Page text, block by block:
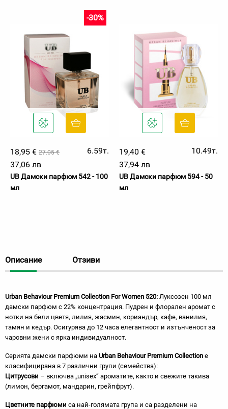
18,95 € 27.05 €
-30%
6.59т.
37,06 лв
UB Дамски парфюм 542 - 100
мл
19,40 €
10.49т.
37,94 лв
UB Дамски парфюм 594 - 50
мл
Описание Отзиви
Urban Behaviour Premium Collection For Women 520: Луксозен 100 мл
дамски парфюм с 22% концентрация. Пудрен и флорален аромат с
нотки на бели цветя, лилия, жасмин, кориандър, кафе, ванилия,
тамян и кедър. Осигурява до 12 часа елегантност и изтънченост за
чаровни жени с ярка индивидуалност.
Серията дамски парфюми на Urban Behaviour Premium Collection е
класифицирана в 7 различни групи (семейства):
Цитрусови – включва „unisex” ароматите, както и свежите такива
(лимон, бергамот, мандарин, грейпфрут).
Цветните парфюми са най-голямата група и са разделени на